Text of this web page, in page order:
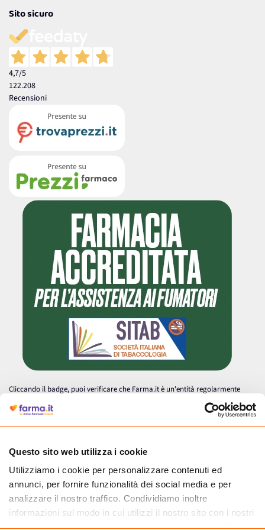
Questo sito web utilizza i cookie
Utilizziamo i cookie per personalizzare contenuti ed
annunci, per fornire funzionalità dei social media e per
analizzare il nostro traffico. Condividiamo inoltre
informazioni sul modo in cui utilizzi il nostro sito con i nostri
partner che si occupano di analisi dei dati web, pubblicità e
Sito sicuro
4,7/5
122.208
Recensioni
Cliccando il badge, puoi verificare che Farma.it è un'entità regolarmente
autorizzata dal Ministero della Salute a effettuare la vendita online di
medicinali.